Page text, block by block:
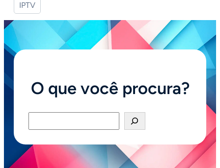
IPTV
O que você procura?